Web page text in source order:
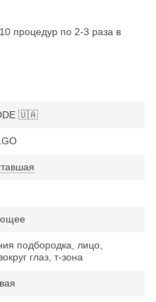
процедур по 2-3 раза в
🇺🇦
подбородка, лицо,
глаз, т-зона